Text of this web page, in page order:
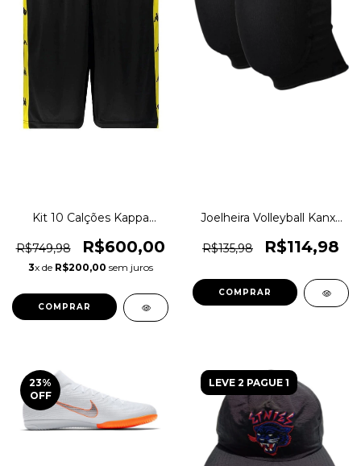
Kit 10 Calções Kappa
Original 1magnus
R$749,98 R$600,00
3x de R$200,00 sem juros
COMPRAR
Joelheira Volleyball Kanxa
R$135,98
R$114,98
COMPRAR
23%
OFF
LEVE 2 PAGUE 1